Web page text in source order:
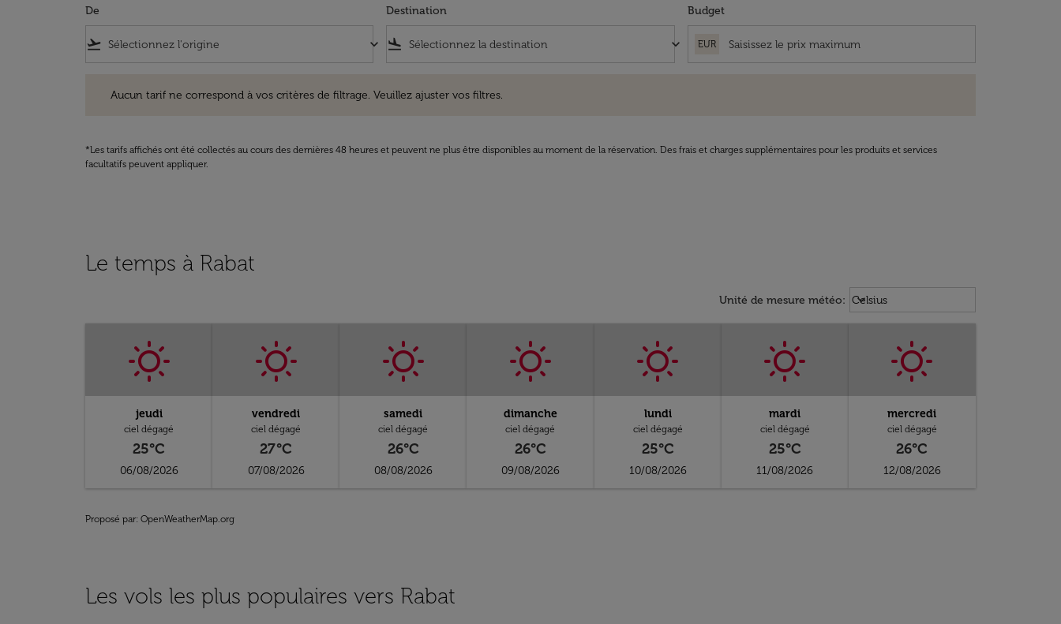
De
flight_takeoff keyboard_arrow_down
Destination
flight_land keyboard_arrow_down
Budget
EUR
Aucun tarif ne correspond à vos critères de filtrage. Veuillez ajuster vos filtres.
*Les tarifs affichés ont été collectés au cours des dernières 48 heures et peuvent ne plus être disponibles au moment de la réservation. Des frais et charges supplémentaires pour les produits et services
facultatifs peuvent appliquer.
Le temps à Rabat
Unité de mesure météo: Weather unit option Celsius
Celsius
keyboard_arrow_down
jeudi
ciel dégagé
25°C
06/08/2026
vendredi
ciel dégagé
27°C
07/08/2026
samedi
ciel dégagé
26°C
08/08/2026
dimanche
ciel dégagé
26°C
09/08/2026
lundi
ciel dégagé
25°C
10/08/2026
mardi
ciel dégagé
25°C
11/08/2026
mercredi
ciel dégagé
26°C
12/08/2026
Proposé par: OpenWeatherMap.org
Les vols les plus populaires vers Rabat